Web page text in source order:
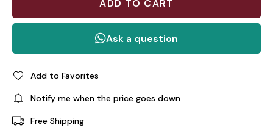
Add to Favorites
Notify me when the price goes down
Free Shipping